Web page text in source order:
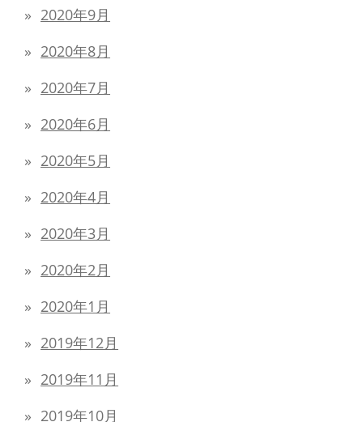
2020年9月
2020年8月
2020年7月
2020年6月
2020年5月
2020年4月
2020年3月
2020年2月
2020年1月
2019年12月
2019年11月
2019年10月